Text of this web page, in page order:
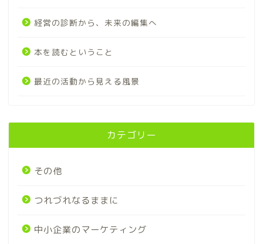
経営の診断から、未来の編集へ
本を読むということ
最近の活動から見える風景
カテゴリー
その他
つれづれなるままに
中小企業のマーケティング